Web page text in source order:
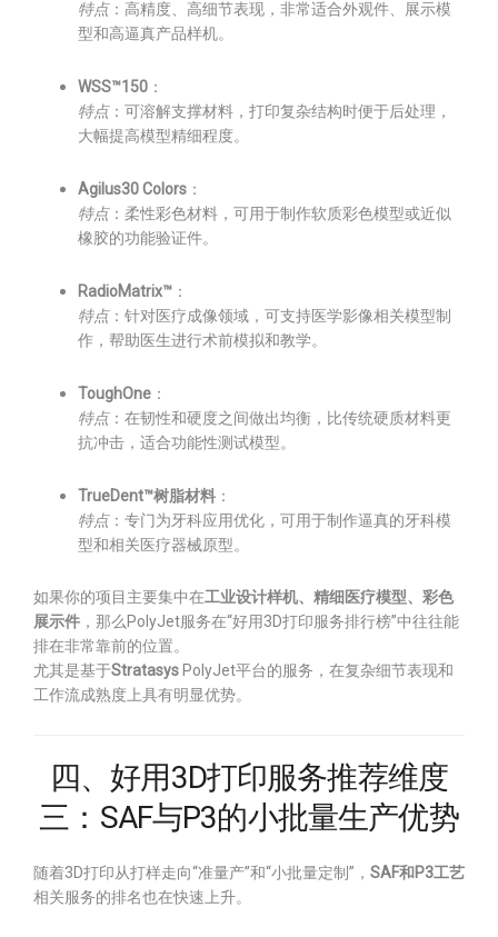
特点：高精度、高细节表现，非常适合外观件、展示模
型和高逼真产品样机。
WSS™150 ：
特点：可溶解支撑材料，打印复杂结构时便于后处理，
大幅提高模型精细程度。
Agilus30 Colors ：
特点：柔性彩色材料，可用于制作软质彩色模型或近似
橡胶的功能验证件。
RadioMatrix™ ：
特点：针对医疗成像领域，可支持医学影像相关模型制
作，帮助医生进行术前模拟和教学。
ToughOne ：
特点：在韧性和硬度之间做出均衡，比传统硬质材料更
抗冲击，适合功能性测试模型。
TrueDent™树脂材料 ：
特点：专门为牙科应用优化，可用于制作逼真的牙科模
型和相关医疗器械原型。
如果你的项目主要集中在工业设计样机、精细医疗模型、彩色
展示件 ，那么PolyJet服务在“好用3D打印服务排行榜”中往往能
排在非常靠前的位置。
尤其是基于Stratasys PolyJet平台的服务，在复杂细节表现和
工作流成熟度上具有明显优势。
四、好用3D打印服务推荐维度
三：SAF与P3的小批量生产优势
随着3D打印从打样走向“准量产”和“小批量定制”， SAF和P3工艺
相关服务的排名也在快速上升。